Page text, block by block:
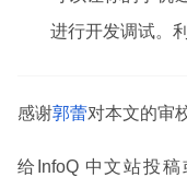
进行开发调试。
感谢郭蕾对本文的审
给InfoQ 中文站投